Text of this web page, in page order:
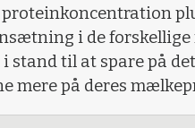
i de
stand til at spare på
mere på deres